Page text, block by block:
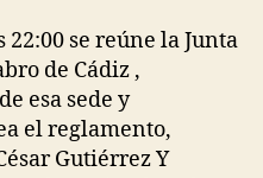
22:00 se reúne la Junta
de Cádiz ,
esa sede y
el reglamento,
Gutiérrez Y